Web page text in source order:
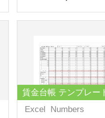
賃金台帳 テンプレー
Excel
Numbers